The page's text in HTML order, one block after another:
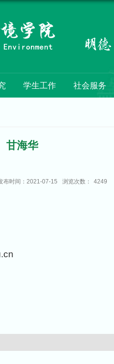
学生工作 社会服务
甘海华
布时间：2021-07-15 浏览次数： 4249